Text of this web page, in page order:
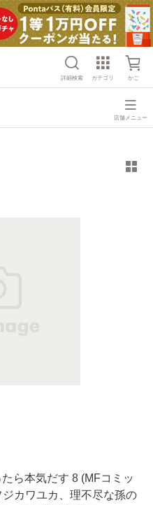
詳細検索 カテゴリ かご
店舗メニュー
ら本気だす 8 (MFコミッ
カワユカ、理不尽な孫の